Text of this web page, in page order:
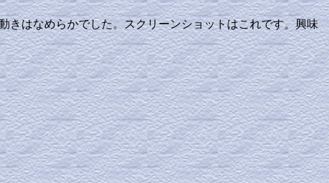
きはなめらかでした。スクリーンショットはこれです。興味